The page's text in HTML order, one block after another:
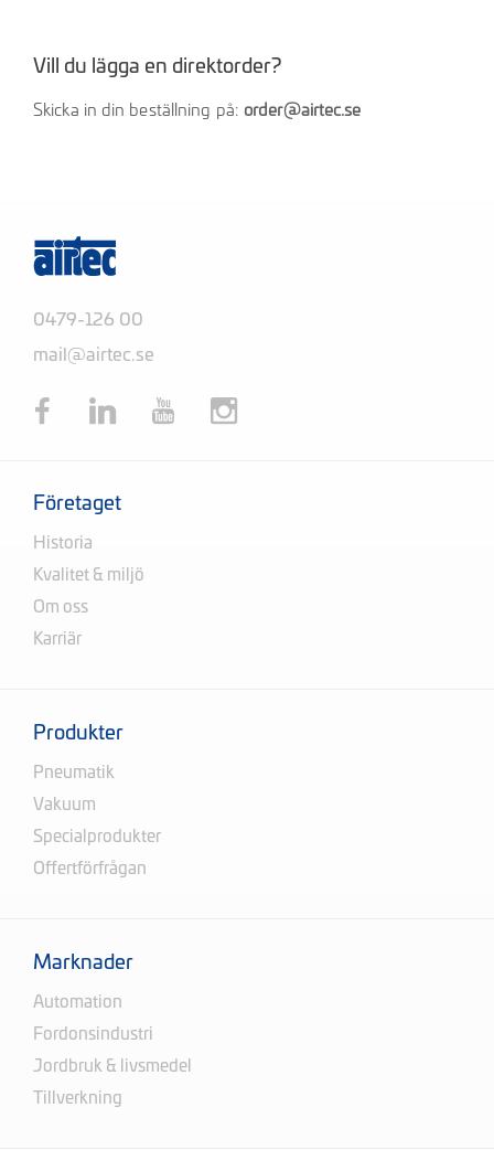
Vill du lägga en direktorder?
Skicka in din beställning på: order@airtec.se
0479-126 00
mail@airtec.se
Företaget
Historia
Kvalitet & miljö
Om oss
Karriär
Produkter
Pneumatik
Vakuum
Specialprodukter
Offertförfrågan
Marknader
Automation
Fordonsindustri
Jordbruk & livsmedel
Tillverkning